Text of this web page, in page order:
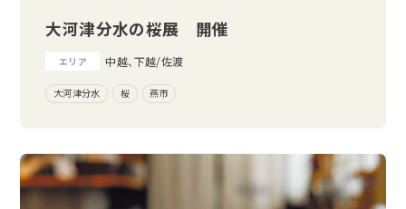
大河津分水の桜展 開催
エリア 中越、下越/佐渡
大河津分水 桜 燕市